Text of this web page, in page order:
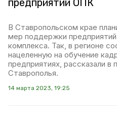
предприятий ОПК
В Ставропольском крае
мер поддержки
комплекса. Так, в регионе
нацеленную на обучение
предприятиях, рассказали в
Ставрополья.
14 марта 2023, 19:25